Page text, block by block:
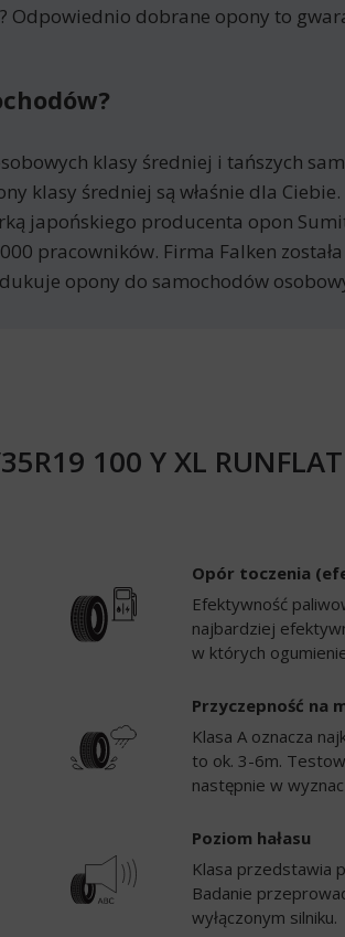
Odpowiednio dobrane opony to
klasy średniej i tańszych
klasy średniej są właśnie dla Ciebie.
japońskiego producenta opon
pracowników. Firma Falken
opony do samochodów
100 Y XL RUNFLAT
Opór toczenia
Efektywność
najbardziej
w których
Przyczepność na
Klasa A oznacza
to ok. 3-6m.
następnie w
Poziom hałasu
Klasa przedstawia
Badanie
wyłączonym silniku.